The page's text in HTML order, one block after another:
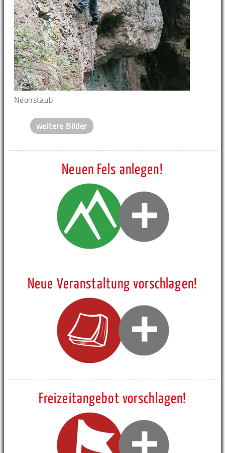
Neonstaub
weitere Bilder
Neuen Fels anlegen!
Neue Veranstaltung vorschlagen!
Freizeitangebot vorschlagen!